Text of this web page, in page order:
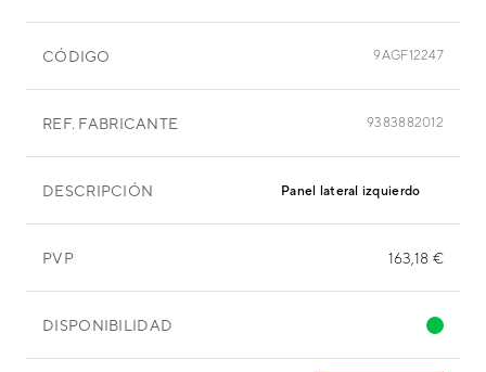
CÓDIGO 9AGF12247
REF. FABRICANTE 9383882012
DESCRIPCIÓN Panel lateral izquierdo
PVP 163,18 €
DISPONIBILIDAD